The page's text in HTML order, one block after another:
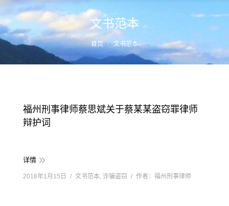
文书范本
您的位置： 首页 文书范本
福州刑事律师蔡思斌关于蔡某某盗窃罪律师
辩护词
详情
2018年1月15日 文书范本, 诈骗盗窃 作者： 福州刑事律师